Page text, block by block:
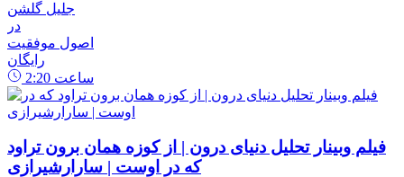
جلیل گلشن
در
اصول موفقیت
رایگان
2:20 ساعت
فیلم وبینار تحلیل دنیای درون | از کوزه همان برون تراود
که در اوست | سارارشیرازی